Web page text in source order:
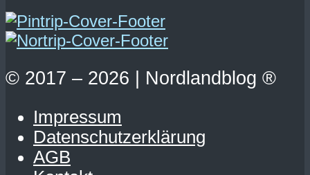
© 2017 – 2026 | Nordlandblog ®
Impressum
Datenschutzerklärung
AGB